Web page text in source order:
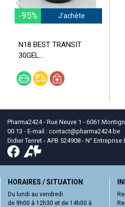
-95% J'achète
N18 BEST TRANSIT
30GEL...
Pharma2424 - Rue Neuve 1 - 6061
00 13 - E-mail : contact@pharma2424.be
Didier Tenret - APB 524908 - N° Entreprise
HORAIRES / SITUATION
Du lundi au vendredi
de 9h00 à 12h30 et de 14h00 à